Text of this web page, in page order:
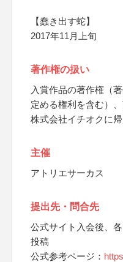
【蠢き出す蛇】
2017年11月上旬
著作権の扱い
入賞作品の著作権（
定める権利を含む）
株式会社イチオクに
主催
アトリエサーカス
提出先・問合先
公式サイト入会後、
投稿
公式参考ページ：